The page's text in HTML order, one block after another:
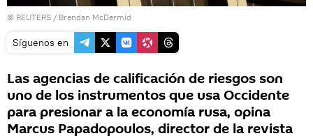
© REUTERS / Brendan McDermid
Síguenos en
Las agencias de calificación de riesgos son
uno de los instrumentos que usa Occidente
para presionar a la economía rusa, opina
Marcus Papadopoulos, director de la revista